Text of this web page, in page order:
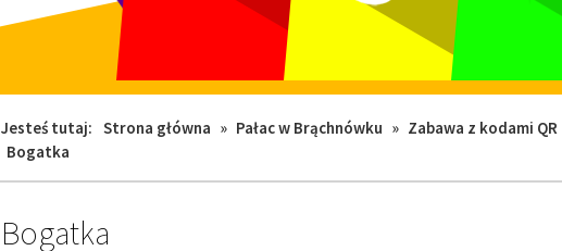
Jesteś tutaj: Strona główna » Pałac w Brąchnówku » Zabawa z kodami QR
Bogatka
Bogatka